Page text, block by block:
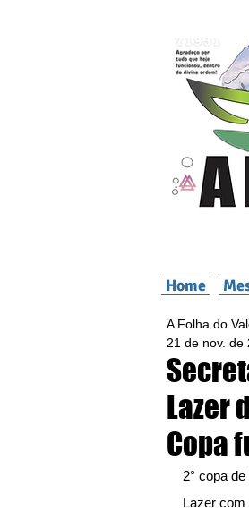
Home
Lazer
Copa
A Folha do
21 de nov. de
2° copa
Lazer com